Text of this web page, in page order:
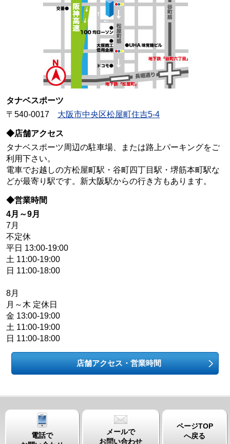
タナベスポーツ
〒540-0017 大阪市中央区松屋町住吉5-4
◆店舗アクセス
タナベスポーツ周辺の駐車場、または路上パーキングをご
利用下さい。
電車でお越しの方松屋町駅・谷町四丁目駅・堺筋本町駅な
どが最寄り駅です。新大阪駅からの行き方もあります。
◆営業時間
4月～9月
7月
不定休
平日 13:00-19:00
土 11:00-19:00
日 11:00-18:00
8月
月～木 定休日
金 13:00-19:00
土 11:00-19:00
日 11:00-18:00
店舗アクセス・営業時間
電話で
メールで
お問い合わせ
ページTOP
へ戻る